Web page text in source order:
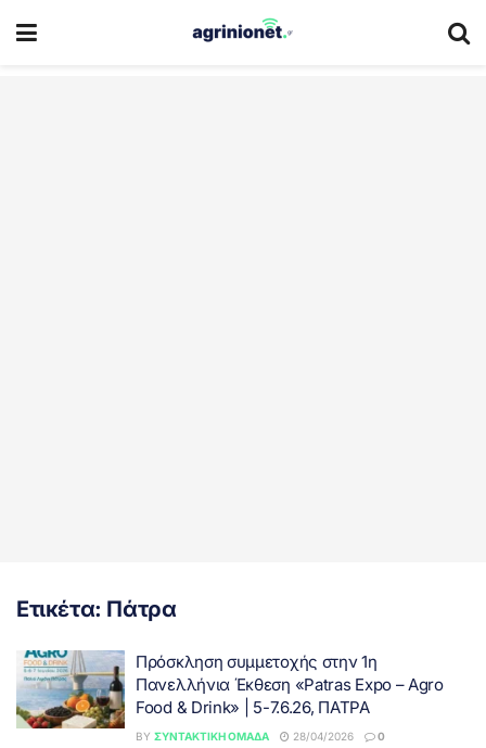
Ετικέτα: Πάτρα
Πρόσκληση συμμετοχής στην 1η
Πανελλήνια Έκθεση «Patras Expo – Agro
Food & Drink» | 5-7.6.26, ΠΑΤΡΑ
BY ΣΥΝΤΑΚΤΙΚΉ ΟΜΆΔΑ 28/04/2026 0